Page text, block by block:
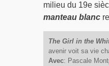
milieu du 19e
manteau blanc
The Girl in the
avenir voit sa vie
Avec: Pascale